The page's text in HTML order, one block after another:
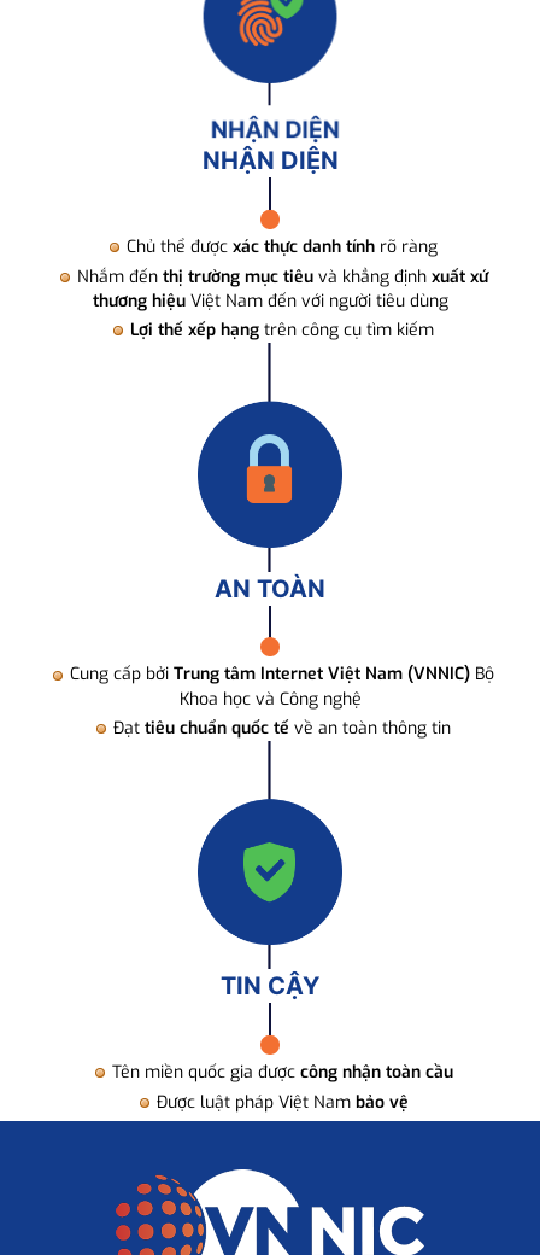
NHẬN DIỆN
Chủ thể được xác thực danh tính rõ ràng
Nhắm đến thị trường mục tiêuvà khẳng định xuất xứ
thương hiệuViệt Nam đến với người tiêu dùng
Lợi thế xếp hạng trên công cụ tìm kiếm
AN TOÀN
Cung cấp bởi Trung tâm Internet Việt Nam (VNNIC) Bộ
Khoa học và Công nghệ
Đạt tiêu chuẩn quốc tế về an toàn thông tin
TIN CẬY
Tên miền quốc gia được công nhận toàn cầu
Được luật pháp Việt Nam bảo vệ